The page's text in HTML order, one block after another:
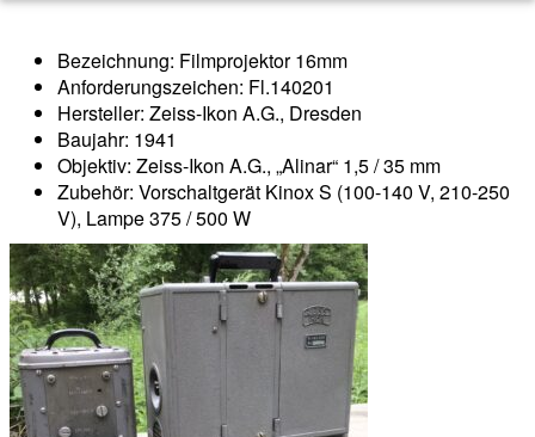
Bezeichnung: Filmprojektor 16mm
Anforderungszeichen: Fl.140201
Hersteller: Zeiss-Ikon A.G., Dresden
Baujahr: 1941
Objektiv: Zeiss-Ikon A.G., „Alinar“ 1,5 / 35 mm
Zubehör: Vorschaltgerät Kinox S (100-140 V, 210-250
V), Lampe 375 / 500 W